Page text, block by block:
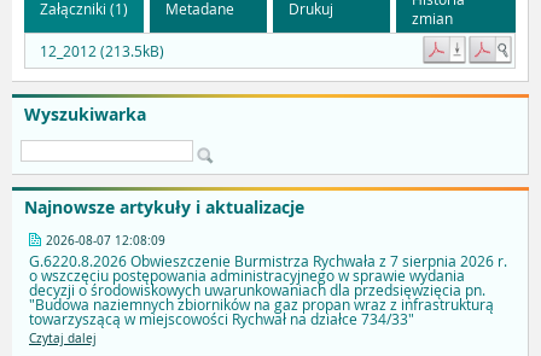
Wyszukiwarka
Najnowsze artykuły i aktualizacje
2026-08-07 12:08:09
G.6220.8.2026 Obwieszczenie Burmistrza Rychwała z 7 sierpnia 2026 r.
o wszczęciu postępowania administracyjnego w sprawie wydania
decyzji o środowiskowych uwarunkowaniach dla przedsięwzięcia pn.
"Budowa naziemnych zbiorników na gaz propan wraz z infrastrukturą
towarzyszącą w miejscowości Rychwał na działce 734/33"
Czytaj dalej
Załączniki (1) Metadane Drukuj
zmian
12_2012 (213.5kB)